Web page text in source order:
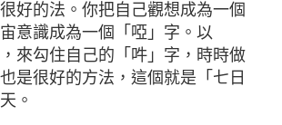
好的法。你把自己觀想成為一個
宙意識成為一個「啞」字。以
，來勾住自己的「吽」字，時時做
是很好的方法，這個就是「七日
。